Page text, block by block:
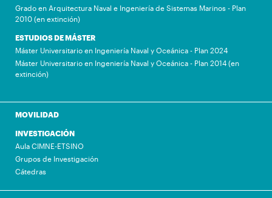
Grado en Arquitectura Naval e Ingeniería de Sistemas Marinos - Plan
2010 (en extinción)
ESTUDIOS DE MÁSTER
Máster Universitario en Ingeniería Naval y Oceánica - Plan 2024
Máster Universitario en Ingeniería Naval y Oceánica - Plan 2014 (en
extinción)
MOVILIDAD
INVESTIGACIÓN
Aula CIMNE-ETSINO
Grupos de Investigación
Cátedras